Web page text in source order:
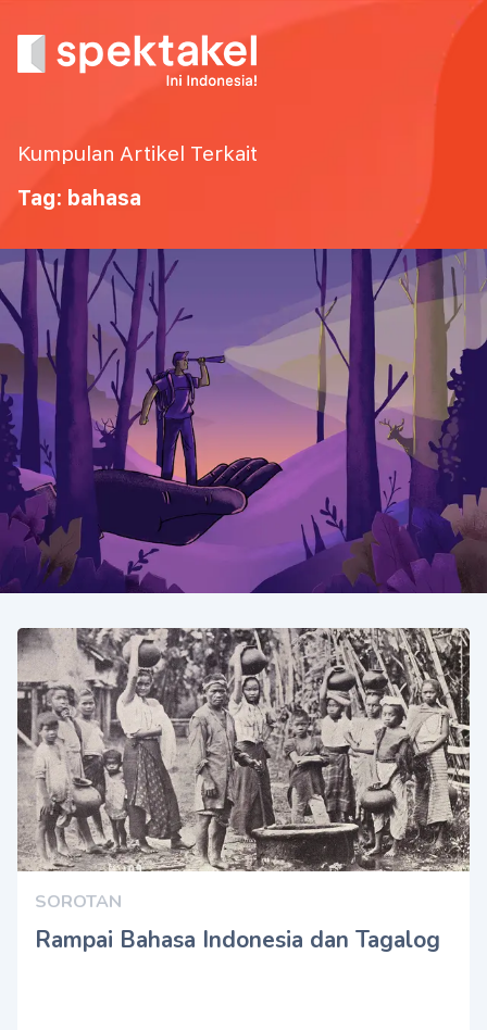
Kumpulan Artikel Terkait
Tag: bahasa
SOROTAN
Rampai Bahasa Indonesia dan Tagalog